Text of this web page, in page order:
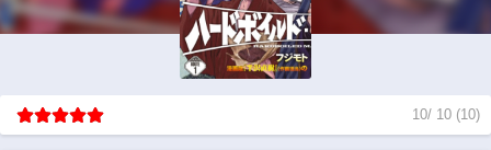
10/ 10 (10)